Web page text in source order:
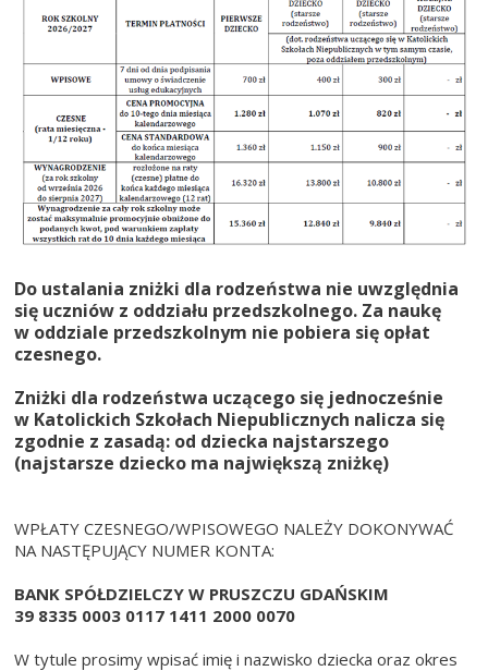
Do ustalania zniżki dla rodzeństwa nie uwzględnia
się uczniów z oddziału przedszkolnego. Za naukę
w oddziale przedszkolnym nie pobiera się opłat
czesnego.
Zniżki dla rodzeństwa uczącego się jednocześnie
w Katolickich Szkołach Niepublicznych nalicza się
zgodnie z zasadą: od dziecka najstarszego
(najstarsze dziecko ma największą zniżkę)
WPŁATY CZESNEGO/WPISOWEGO NALEŻY DOKONYWAĆ
NA NASTĘPUJĄCY NUMER KONTA:
BANK SPÓŁDZIELCZY W PRUSZCZU GDAŃSKIM
39 8335 0003 0117 1411 2000 0070
W tytule prosimy wpisać imię i nazwisko dziecka oraz okres